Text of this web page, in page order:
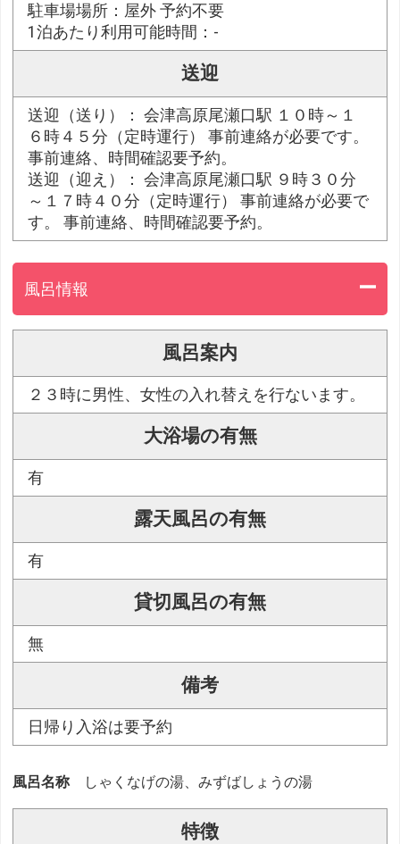
駐車場場所：屋外 予約不要
1泊あたり利用可能時間：-
送迎
送迎（送り）： 会津高原尾瀬口駅 １０時～１
６時４５分（定時運行） 事前連絡が必要です。
事前連絡、時間確認要予約。
送迎（迎え）： 会津高原尾瀬口駅 ９時３０分
～１７時４０分（定時運行） 事前連絡が必要で
す。 事前連絡、時間確認要予約。
風呂情報
風呂案内
２３時に男性、女性の入れ替えを行ないます。
大浴場の有無
有
露天風呂の有無
有
貸切風呂の有無
無
備考
日帰り入浴は要予約
風呂名称 しゃくなげの湯、みずばしょうの湯
特徴